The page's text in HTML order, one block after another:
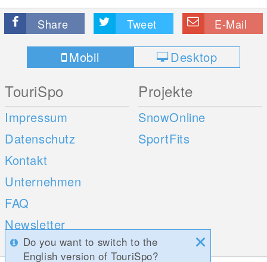
Share Tweet E-Mail
Mobil Desktop
TouriSpo
Impressum
Datenschutz
Kontakt
Unternehmen
FAQ
Newsletter
Umfragen
Projekte
SnowOnline
SportFits
Do you want to switch to the
English version of TouriSpo?